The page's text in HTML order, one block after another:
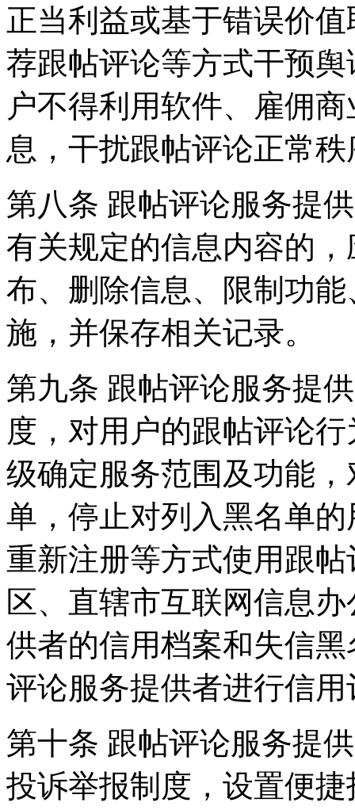
正当利益或基于错误价
荐跟帖评论等方式干预
户不得利用软件、雇佣
息，干扰跟帖评论正常
第八条 跟帖评论服务提
有关规定的信息内容的
布、删除信息、限制功
施，并保存相关记录。
第九条 跟帖评论服务提
度，对用户的跟帖评论
级确定服务范围及功能
单，停止对列入黑名单
重新注册等方式使用跟
区、直辖市互联网信息
供者的信用档案和失信
评论服务提供者进行信用
第十条 跟帖评论服务提
投诉举报制度，设置便